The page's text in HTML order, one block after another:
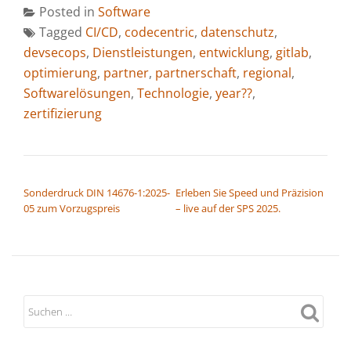
Posted in Software
Tagged CI/CD, codecentric, datenschutz,
devsecops, Dienstleistungen, entwicklung, gitlab,
optimierung, partner, partnerschaft, regional,
Softwarelösungen, Technologie, year??,
zertifizierung
Sonderdruck DIN 14676-1:2025-
05 zum Vorzugspreis
Erleben Sie Speed und Präzision
– live auf der SPS 2025.